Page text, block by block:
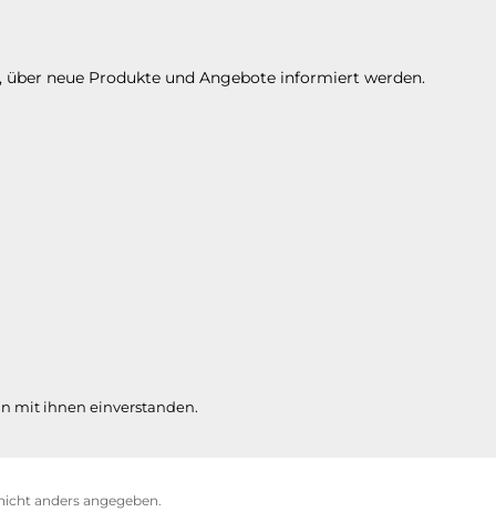
neue Produkte und Angebote informiert werden.
mit ihnen einverstanden.
anders angegeben.